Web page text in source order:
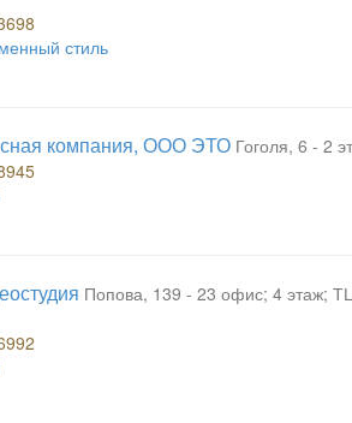
стиль
компания, ООО ЭТО Гоголя, 6 - 2
Попова, 139 - 23 офис; 4 этаж;